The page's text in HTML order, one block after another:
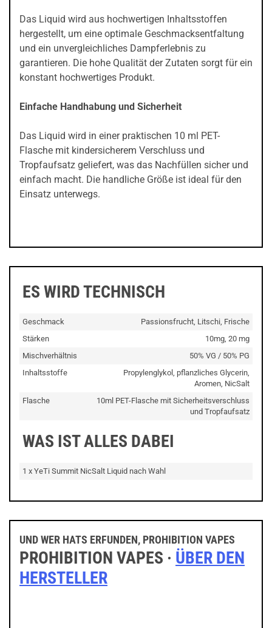
Das Liquid wird aus hochwertigen Inhaltsstoffen
hergestellt, um eine optimale Geschmacksentfaltung
und ein unvergleichliches Dampferlebnis zu
garantieren. Die hohe Qualität der Zutaten sorgt für ein
konstant hochwertiges Produkt.
Einfache Handhabung und Sicherheit
Das Liquid wird in einer praktischen 10 ml PET-
Flasche mit kindersicherem Verschluss und
Tropfaufsatz geliefert, was das Nachfüllen sicher und
einfach macht. Die handliche Größe ist ideal für den
Einsatz unterwegs.
ES WIRD TECHNISCH
Geschmack
Passionsfrucht, Litschi, Frische
Stärken
10mg, 20 mg
Mischverhältnis
50% VG / 50% PG
Inhaltsstoffe
Propylenglykol, pflanzliches Glycerin,
Aromen, NicSalt
Flasche
10ml PET-Flasche mit Sicherheitsverschluss
und Tropfaufsatz
WAS IST ALLES DABEI
1 x YeTi Summit NicSalt Liquid nach Wahl
UND WER HATS ERFUNDEN, PROHIBITION VAPES
PROHIBITION VAPES · ÜBER DEN
HERSTELLER